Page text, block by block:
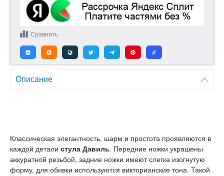
Сравнить
Описание
Классическая элегантность, шарм и простота проявляются в
каждой детали стула Давиль . Передние ножки украшены
аккуратной резьбой, задние ножки имеют слегка изогнутую
форму, для обивки используются викторианские тона. Такой